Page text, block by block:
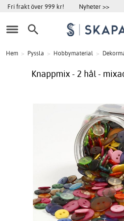
Fri frakt över 999 kr! Nyheter >>
Hem > Pyssla > Hobbymaterial >
Knappmix - 2 hål -